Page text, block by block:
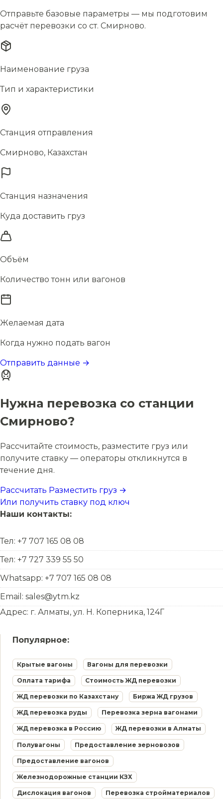
Отправьте базовые параметры — мы подготовим
расчёт перевозки со ст. Смирново.
Наименование груза
Тип и характеристики
Станция отправления
Смирново, Казахстан
Станция назначения
Куда доставить груз
Объём
Количество тонн или вагонов
Желаемая дата
Когда нужно подать вагон
Отправить данные →
Нужна перевозка со станции
Смирново?
Рассчитайте стоимость, разместите груз или
получите ставку — операторы откликнутся в
течение дня.
Рассчитать Разместить груз →
Или получить ставку под ключ
Наши контакты:
Тел: +7 707 165 08 08
Тел: +7 727 339 55 50
Whatsapp: +7 707 165 08 08
Email: sales@ytm.kz
Адрес: г. Алматы, ул. Н. Коперника, 124Г
Популярное:
Крытые вагоны Вагоны для перевозки
Оплата тарифа Стоимость ЖД перевозки
ЖД перевозки по Казахстану Биржа ЖД грузов
ЖД перевозка руды Перевозка зерна вагонами
ЖД перевозка в Россию ЖД перевозки в Алматы
Полувагоны Предоставление зерновозов
Предоставление вагонов
Железнодорожные станции КЗХ
Дислокация вагонов Перевозка стройматериалов